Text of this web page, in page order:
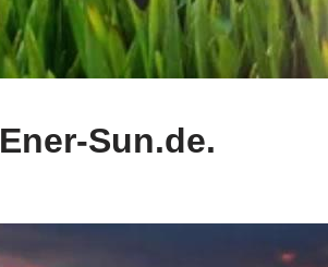
Ener-Sun.de.